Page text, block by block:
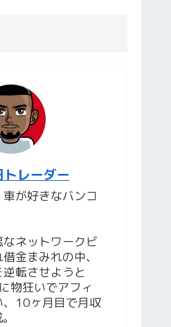
レーダー
が好きなバンコ
ネットワークビ
金まみれの中、
転させようと
物狂いでアフィ
、10ヶ月目で月収